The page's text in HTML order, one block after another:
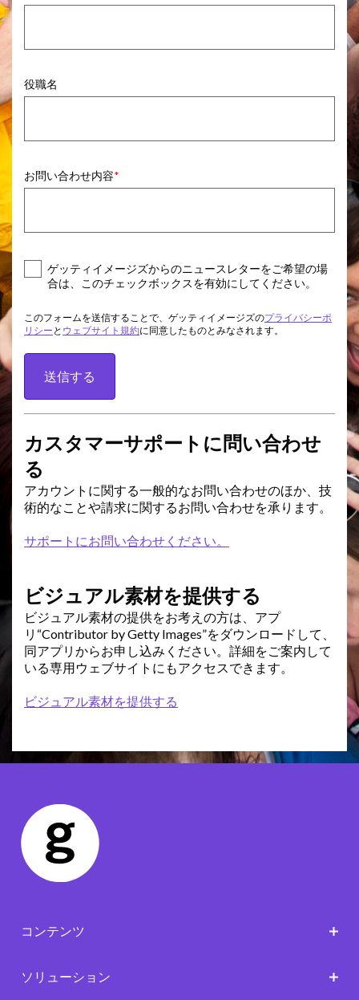
役職名
お問い合わせ内容
ゲッティイメージズからのニュースレターをご希望の場
合は、このチェックボックスを有効にしてください。
このフォームを送信することで、ゲッティイメージズのプライバシーポ
リシー と ウェブサイト規約に同意したものとみなされます。
送信する
カスタマーサポートに問い合わせ
る
アカウントに関する一般的なお問い合わせのほか、技
術的なことや請求に関するお問い合わせを承ります。
サポートにお問い合わせください。
ビジュアル素材を提供する
ビジュアル素材の提供をお考えの方は、アプ
リ“Contributor by Getty Images”をダウンロードして、
同アプリからお申し込みください。詳細をご案内して
いる専用ウェブサイトにもアクセスできます。
ビジュアル素材を提供する
コンテンツ
ソリューション